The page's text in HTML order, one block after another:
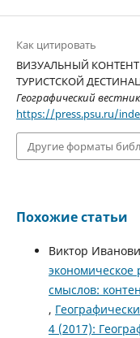
Как цитировать
ВИЗУАЛЬНЫЙ
ТУРИСТСКОЙ
Географический
https://press.psu.ru/
Другие форматы
Похожие статьи
Виктор
экономическое
смыслов:
,
4 (2017):